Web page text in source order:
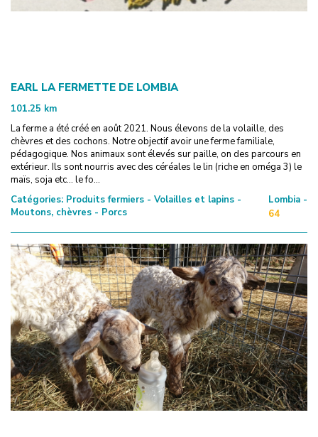
EARL LA FERMETTE DE LOMBIA
101.25 km
La ferme a été créé en août 2021. Nous élevons de la volaille, des
chèvres et des cochons. Notre objectif avoir une ferme familiale,
pédagogique. Nos animaux sont élevés sur paille, on des parcours en
extérieur. Ils sont nourris avec des céréales le lin (riche en oméga 3) le
maïs, soja etc... le fo...
Catégories: Produits fermiers - Volailles et lapins -
Moutons, chèvres - Porcs
Lombia -
64